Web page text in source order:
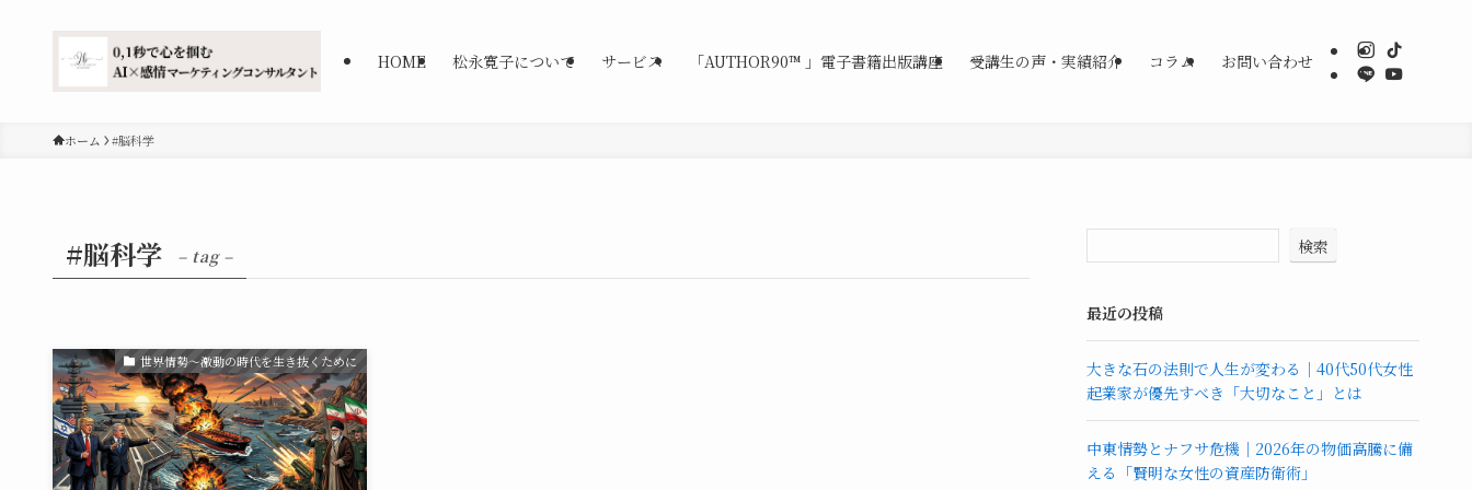
HOME 松永寛子について サービス 「AUTHOR90™ 」電子書籍出版講座 受講生の声・実績紹介 コラム お問い合わせ
ホーム #脳科学
#脳科学 – tag –
世界情勢〜激動の時代を生き抜くために
検索
最近の投稿
大きな石の法則で人生が変わる｜40代50代女性
起業家が優先すべき「大切なこと」とは
中東情勢とナフサ危機｜2026年の物価高騰に備
える「賢明な女性の資産防衛術」